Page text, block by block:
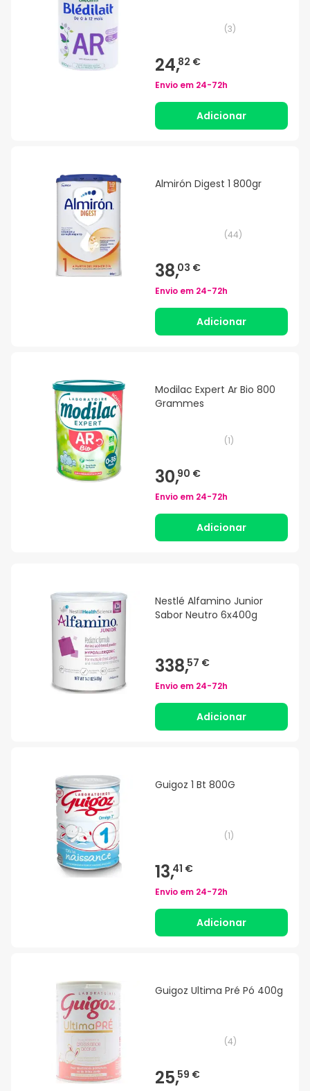
(3)
24,82 €
Envio em 24-72h
Adicionar
Almirón Digest 1 800gr
(44)
38,03 €
Envio em 24-72h
Adicionar
Modilac Expert Ar Bio 800
Grammes
(1)
30,90 €
Envio em 24-72h
Adicionar
Nestlé Alfamino Junior
Sabor Neutro 6x400g
338,57 €
Envio em 24-72h
Adicionar
Guigoz 1 Bt 800G
(1)
13,41 €
Envio em 24-72h
Adicionar
Guigoz Ultima Pré Pó 400g
(4)
25,59 €